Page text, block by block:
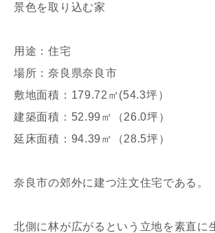
景色を取り込む家
用途：住宅
場所：奈良県奈良市
敷地面積：179.72㎡(54.3坪）
建築面積：52.99㎡（26.0坪）
延床面積：94.39㎡（28.5坪）
奈良市の郊外に建つ注文住宅である。
北側に林が広がるという立地を素直に